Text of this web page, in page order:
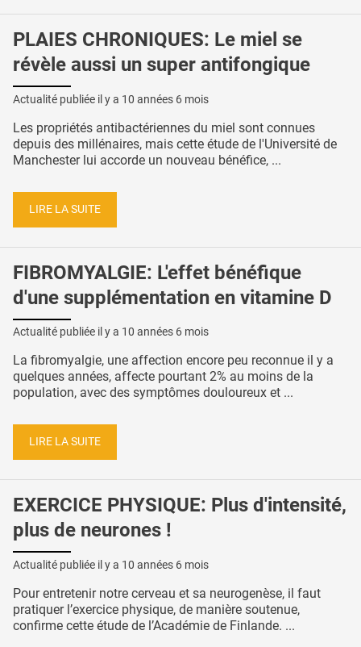
PLAIES CHRONIQUES: Le miel se
révèle aussi un super antifongique
Actualité publiée il y a 10 années 6 mois
Les propriétés antibactériennes du miel sont connues
depuis des millénaires, mais cette étude de l'Université de
Manchester lui accorde un nouveau bénéfice, ...
LIRE LA SUITE
FIBROMYALGIE: L'effet bénéfique
d'une supplémentation en vitamine D
Actualité publiée il y a 10 années 6 mois
La fibromyalgie, une affection encore peu reconnue il y a
quelques années, affecte pourtant 2% au moins de la
population, avec des symptômes douloureux et ...
LIRE LA SUITE
EXERCICE PHYSIQUE: Plus d'intensité,
plus de neurones !
Actualité publiée il y a 10 années 6 mois
Pour entretenir notre cerveau et sa neurogenèse, il faut
pratiquer l’exercice physique, de manière soutenue,
confirme cette étude de l’Académie de Finlande. ...